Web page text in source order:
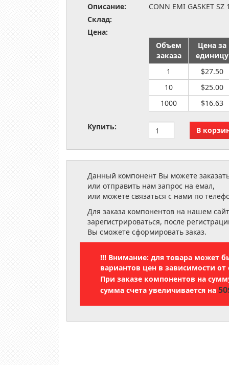
Описание:
CONN EMI GASKET SZ
Склад:
Цена:
Объем
заказа
Цена за
единицу
1
$27.50
10
$25.00
1000
$16.63
Купить:
Данный компонент Вы можете
или отправить нам запрос на емал,
или можете связаться с нами по
Для заказа компонентов на нашем
зарегистрироваться, после
Вы сможете сформировать заказ.
!!! Внимание: для товара может
вариантов цен в зависимости от
При заказе компонентов на
сумма счета увеличивается на